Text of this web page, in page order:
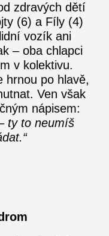
zdravých dětí
(6) a Fíly (4)
vozík ani
– oba chlapci
v kolektivu.
hrnou po hlavě,
Ven však
nápisem:
ty to neumíš